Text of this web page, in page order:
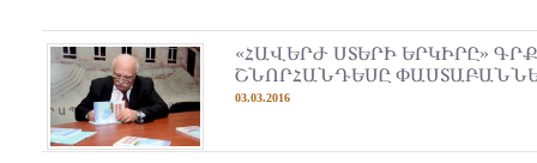
«ՀԱՎԵՐԺ ՍՏԵՐԻ ԵՐԿԻՐԸ»
ՇՆՈՐՀԱՆԴԵՍԸ
03.03.2016